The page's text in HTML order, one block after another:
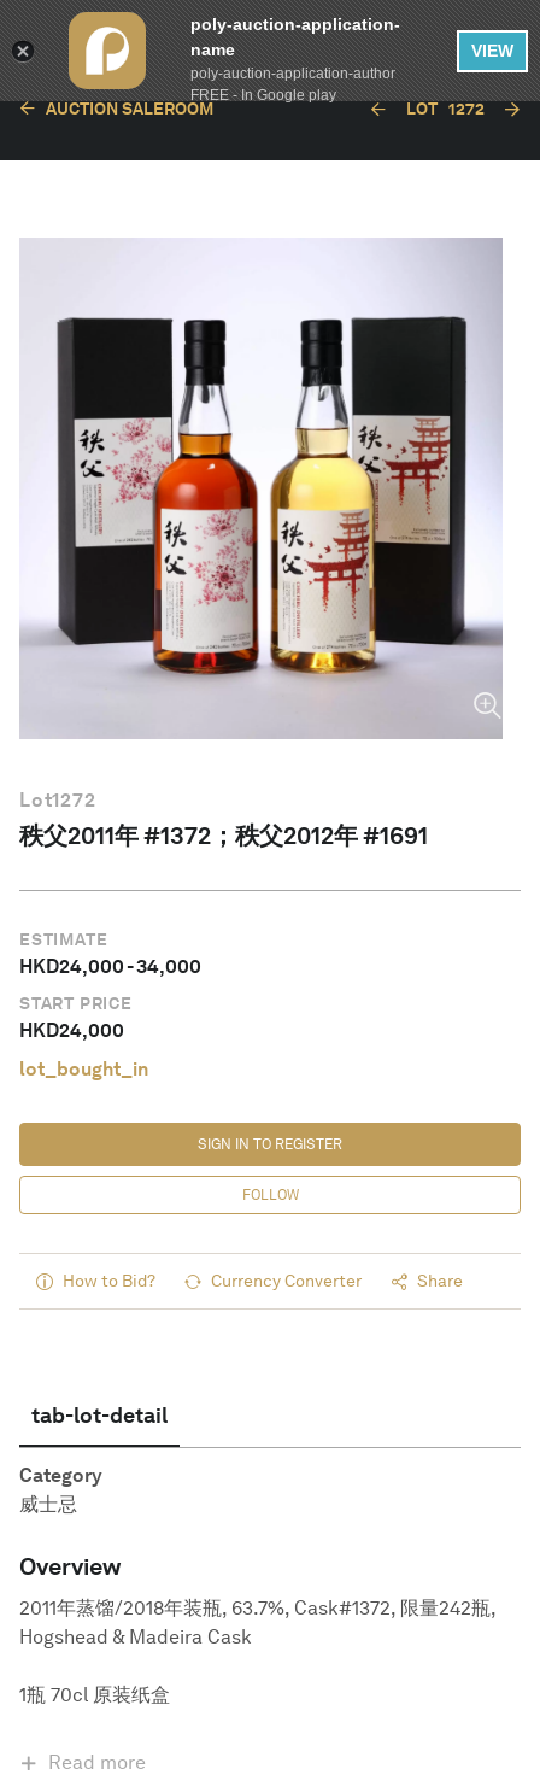
简体中文
AUCTION SALEROOM LOT 1272
Lot1272
秩父2011年 #1372；秩父2012年 #1691
ESTIMATE
HKD24,000-34,000
START PRICE
HKD24,000
lot_bought_in
FOLLOW
SIGN IN TO REGISTER
How to Bid? Currency Converter Share
tab-lot-detail
Category
威士忌
Overview
2011年蒸馏/2018年装瓶, 63.7%, Cask#1372, 限量242瓶,
Hogshead & Madeira Cask
1瓶 70cl 原装纸盒
Read more
poly-auction-application-
name
poly-auction-application-author
FREE - In Google play
VIEW